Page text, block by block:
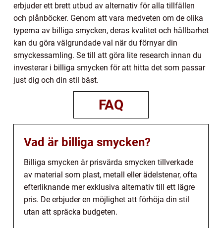
erbjuder ett brett utbud av alternativ för alla tillfällen
och plånböcker. Genom att vara medveten om de olika
typerna av billiga smycken, deras kvalitet och hållbarhet
kan du göra välgrundade val när du förnyar din
smyckessamling. Se till att göra lite research innan du
investerar i billiga smycken för att hitta det som passar
just dig och din stil bäst.
FAQ
Vad är billiga smycken?
Billiga smycken är prisvärda smycken tillverkade
av material som plast, metall eller ädelstenar, ofta
efterliknande mer exklusiva alternativ till ett lägre
pris. De erbjuder en möjlighet att förhöja din stil
utan att spräcka budgeten.